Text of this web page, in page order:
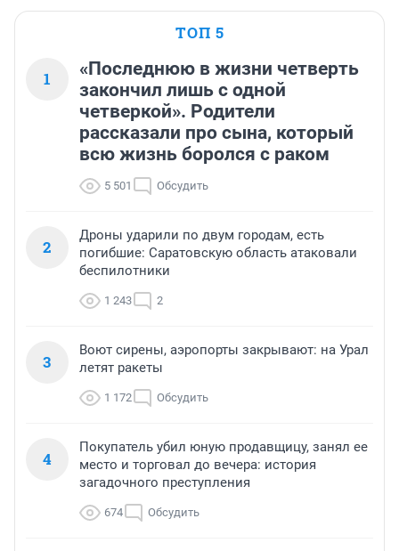
ТОП 5
1
«Последнюю в жизни четверть
закончил лишь с одной
четверкой». Родители
рассказали про сына, который
всю жизнь боролся с раком
5 501 Обсудить
2
Дроны ударили по двум городам, есть
погибшие: Саратовскую область атаковали
беспилотники
1 243 2
3
Воют сирены, аэропорты закрывают: на Урал
летят ракеты
1 172 Обсудить
4
Покупатель убил юную продавщицу, занял ее
место и торговал до вечера: история
загадочного преступления
674 Обсудить